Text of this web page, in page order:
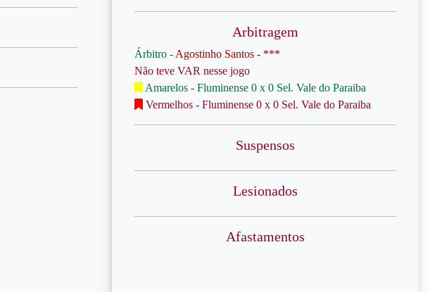
Arbitragem
Árbitro - Agostinho Santos - ***
Não teve VAR nesse jogo
Amarelos - Fluminense 0 x 0 Sel. Vale do Paraiba
Vermelhos - Fluminense 0 x 0 Sel. Vale do Paraiba
Suspensos
Lesionados
Afastamentos